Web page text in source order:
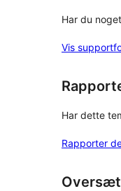
Har du
Vis
Har dette
Rapporter